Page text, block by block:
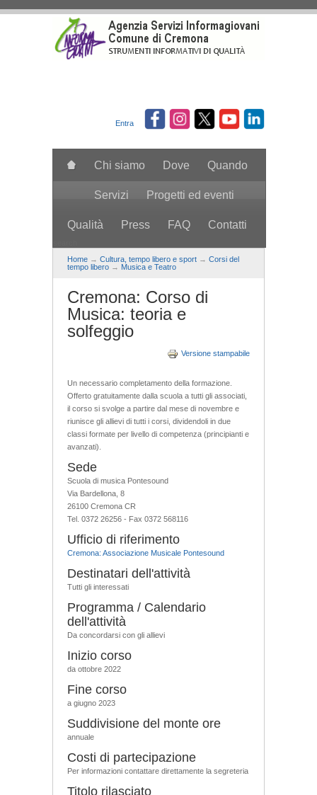
Entra
Chi siamo Dove Quando
Servizi Progetti ed eventi
Qualità Press FAQ Contatti
Home → Cultura, tempo libero e sport → Corsi del
tempo libero → Musica e Teatro
Cremona: Corso di
Musica: teoria e
solfeggio
Versione stampabile
Un necessario completamento della formazione.
Offerto gratuitamente dalla scuola a tutti gli associati,
il corso si svolge a partire dal mese di novembre e
riunisce gli allievi di tutti i corsi, dividendoli in due
classi formate per livello di competenza (principianti e
avanzati).
Sede
Scuola di musica Pontesound
Via Bardellona, 8
26100 Cremona CR
Tel. 0372 26256 - Fax 0372 568116
Ufficio di riferimento
Cremona: Associazione Musicale Pontesound
Destinatari dell'attività
Tutti gli interessati
Programma / Calendario
dell'attività
Da concordarsi con gli allievi
Inizio corso
da ottobre 2022
Fine corso
a giugno 2023
Suddivisione del monte ore
annuale
Costi di partecipazione
Per informazioni contattare direttamente la segreteria
Titolo rilasciato